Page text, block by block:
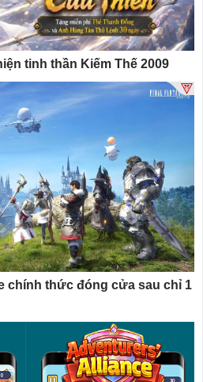
tinh thần Kiếm Thế 2009
chính thức đóng cửa sau chỉ 1